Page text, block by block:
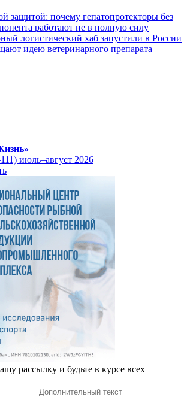
защитой: почему гепатопротекторы без
работают не в полную силу
логистический хаб запустили в России
идею ветеринарного препарата
июль–август 2026
рассылку и будьте в курсе всех